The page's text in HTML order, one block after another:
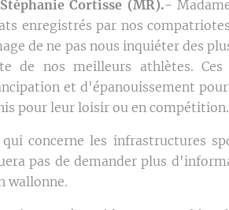
Cortisse (MR).-
enregistrés par nos
de ne pas nous inquiéter des
de nos meilleurs athlètes.
et d'épanouissement
pour leur loisir ou en compétition.
qui concerne les infrastructures
pas de demander plus
wallonne.